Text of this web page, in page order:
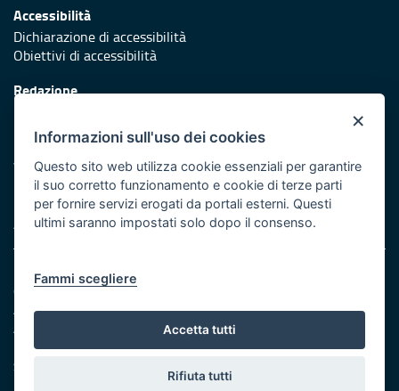
Accessibilità
Dichiarazione di accessibilità
Obiettivi di accessibilità
Redazione
Protezione civile
Vai al sito di Protezione Civile Puglia
Iniziativa finanziata con risorse del POR Puglia 2014/2020 -
Asse XI
Note legali
Cookie e privacy
Amministrazione trasparente
Atti di notifica
Feed RSS
Servizi intranet
×
Informazioni sull'uso dei cookies
Questo sito web utilizza cookie essenziali per garantire
il suo corretto funzionamento e cookie di terze parti
per fornire servizi erogati da portali esterni. Questi
ultimi saranno impostati solo dopo il consenso.
Fammi scegliere
Accetta tutti
Rifiuta tutti